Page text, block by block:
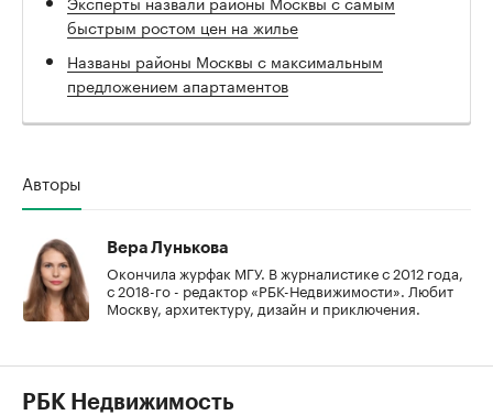
быстрым ростом цен на жилье
Названы районы Москвы с максимальным
предложением апартаментов
Авторы
Вера Лунькова
Окончила журфак МГУ. В журналистике с 2012 года,
с 2018-го - редактор «РБК-Недвижимости». Любит
Москву, архитектуру, дизайн и приключения.
РБК Недвижимость